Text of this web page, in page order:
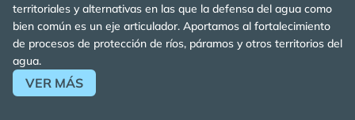
territoriales y alternativas en las que la defensa del agua como
bien común es un eje articulador. Aportamos al fortalecimiento
de procesos de protección de ríos, páramos y otros territorios del
agua.
VER MÁS